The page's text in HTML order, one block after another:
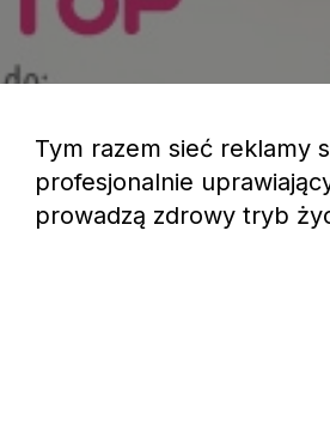
Tym razem sieć reklamy
profesjonalnie
prowadzą zdrowy tryb